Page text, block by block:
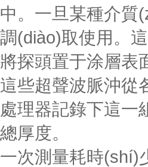
中。一旦某種
調(diào)取使用。這
將探頭置于涂層表
這些超聲波脈沖從
處理器記錄下這一
總厚度。
一次測量耗時(shí)少